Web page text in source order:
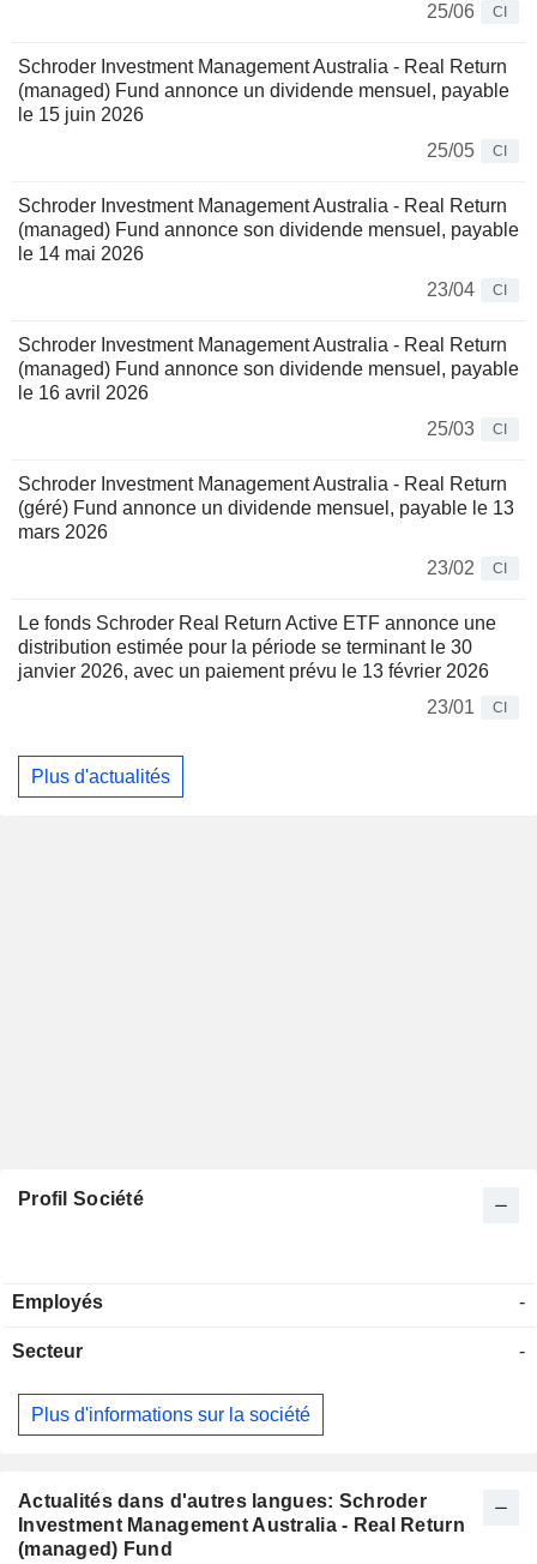
25/06
CI
Schroder Investment Management Australia - Real Return
(managed) Fund annonce un dividende mensuel, payable
le 15 juin 2026
25/05
CI
Schroder Investment Management Australia - Real Return
(managed) Fund annonce son dividende mensuel, payable
le 14 mai 2026
23/04
CI
Schroder Investment Management Australia - Real Return
(managed) Fund annonce son dividende mensuel, payable
le 16 avril 2026
25/03
CI
Schroder Investment Management Australia - Real Return
(géré) Fund annonce un dividende mensuel, payable le 13
mars 2026
23/02
CI
Le fonds Schroder Real Return Active ETF annonce une
distribution estimée pour la période se terminant le 30
janvier 2026, avec un paiement prévu le 13 février 2026
23/01
CI
Plus d'actualités
Actualités dans d'autres langues: Schroder
Investment Management Australia - Real Return
(managed) Fund
Profil Société
Employés -
Secteur -
Plus d'informations sur la société